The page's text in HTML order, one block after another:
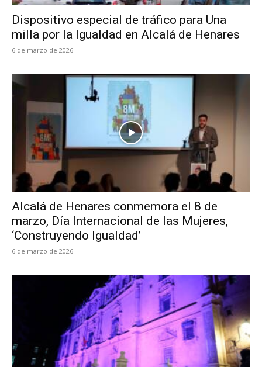
Dispositivo especial de tráfico para Una
milla por la Igualdad en Alcalá de Henares
6 de marzo de 2026
Alcalá de Henares conmemora el 8 de
marzo, Día Internacional de las Mujeres,
‘Construyendo Igualdad’
6 de marzo de 2026